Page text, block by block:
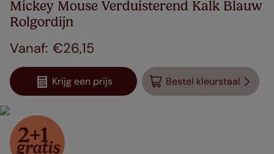
Mickey Mouse Verduisterend Kalk Blauw
Rolgordijn
€26,15
Krijg een prijs Bestel kleurstaal